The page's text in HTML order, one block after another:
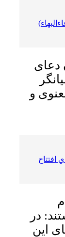
دعاى
و
افتتاح
در
این